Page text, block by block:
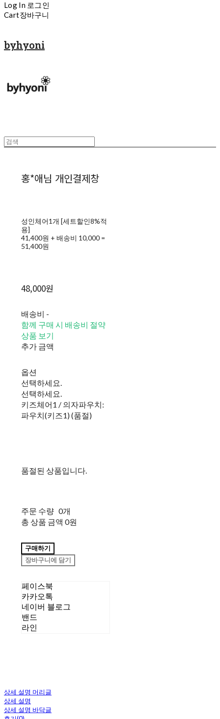
Log In 로그인
Cart장바구니
byhyoni
홍*애님 개인결제창
성인체어1개 [세트할인8%적
용]
41,400원 + 배송비 10,000 =
51,400원
48,000원
배송비 -
함께 구매 시 배송비 절약
상품 보기
추가 금액
옵션
선택하세요.
선택하세요.
키즈체어1 / 의자파우치:
파우치(키즈1) (품절)
품절된 상품입니다.
주문 수량 0개
총 상품 금액 0원
구매하기
장바구니에 담기
페이스북
카카오톡
네이버 블로그
밴드
라인
상세 설명 머리글
상세 설명
상세 설명 바닥글